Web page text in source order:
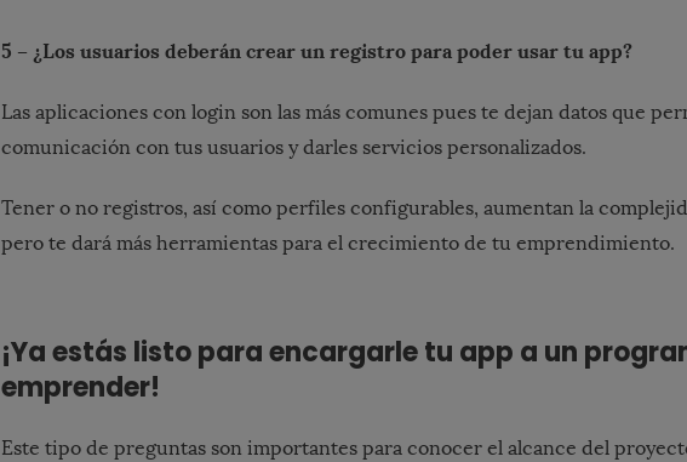
5 – ¿Los usuarios deberán crear un registro para poder usar tu app?
Las aplicaciones con login son las más comunes pues te dejan datos que
comunicación con tus usuarios y darles servicios personalizados.
Tener o no registros, así como perfiles configurables, aumentan la
pero te dará más herramientas para el crecimiento de tu emprendimiento.
¡Ya estás listo para encargarle tu app a un
emprender!
Este tipo de preguntas son importantes para conocer el alcance del